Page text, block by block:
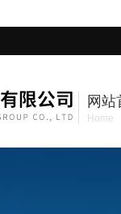
网站
Home